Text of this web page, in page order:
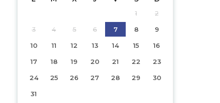
1 2
3 4 5 6 7 8 9
10 11 12 13 14 15 16
17 18 19 20 21 22 23
24 25 26 27 28 29 30
31